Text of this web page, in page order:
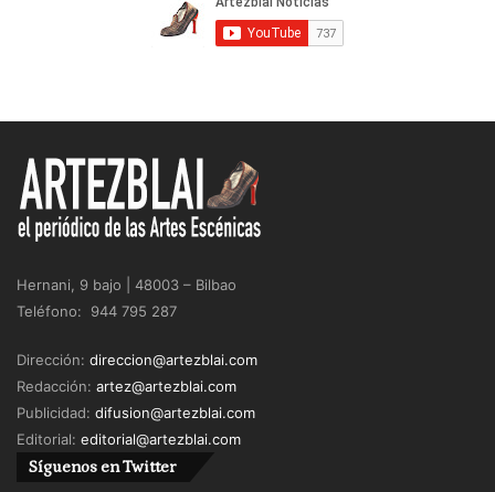
Hernani, 9 bajo | 48003 – Bilbao
Teléfono: 944 795 287
Dirección: direccion@artezblai.com
Redacción: artez@artezblai.com
Publicidad: difusion@artezblai.com
Editorial: editorial@artezblai.com
Síguenos en Twitter